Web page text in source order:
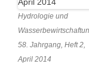
Hydrologie und
58. Jahrgang, Heft 2,
April 2014